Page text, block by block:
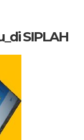
SIPLAH